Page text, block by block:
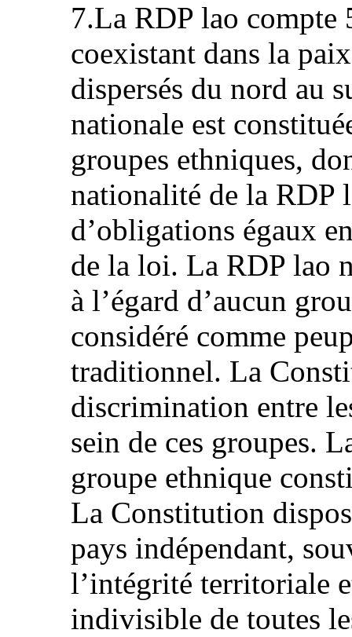
7.La RDP lao compte
coexistant dans la
dispersés du nord au
nationale est
groupes ethniques,
nationalité de la RDP
d’obligations égaux
de la loi. La RDP lao
à l’égard d’aucun
considéré comme
traditionnel. La
discrimination entre
sein de ces groupes.
groupe ethnique
La Constitution
pays indépendant,
l’intégrité territoriale
indivisible de toutes